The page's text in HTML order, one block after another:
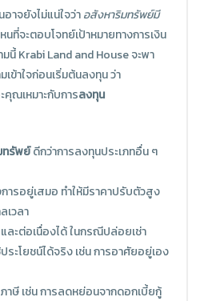
าจยังไม่แน่ใจว่าอสังหาริมทรัพย์มี
ที่จะตอบโจทย์เป้าหมายทางการเงิน
Krabi Land and House จะพา
ข้าใจก่อนเริ่มต้นลงทุน ว่า
คุณเหมาะกับการลงทุน
ทรัพย์ดีกว่าการลงทุนประเภทอื่น ๆ
รอยู่เสมอ ทำให้มีราคาปรับตัวสูง
เวลา
ละต่อเนื่องได้ ในกรณีปล่อยเช่า
ะโยชน์ได้จริง เช่น การอาศัยอยู่เอง
าษี เช่น การลดหย่อนจากดอกเบี้ยกู้